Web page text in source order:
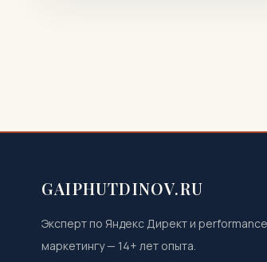
GAIPHUTDINOV.RU
Эксперт по Яндекс Директ и
маркетингу— 14+ лет опыта.